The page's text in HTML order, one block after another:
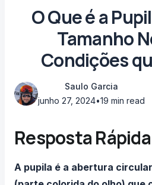
O Que é a
Tamanho
Condições
Saulo Garcia
junho 27, 2024•19 min read
Resposta Rápida
A pupila é a abertura